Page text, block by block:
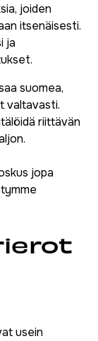
joiden
itsenäisesti.
ja
suomea,
valtavasti.
riittävän
jopa
usein